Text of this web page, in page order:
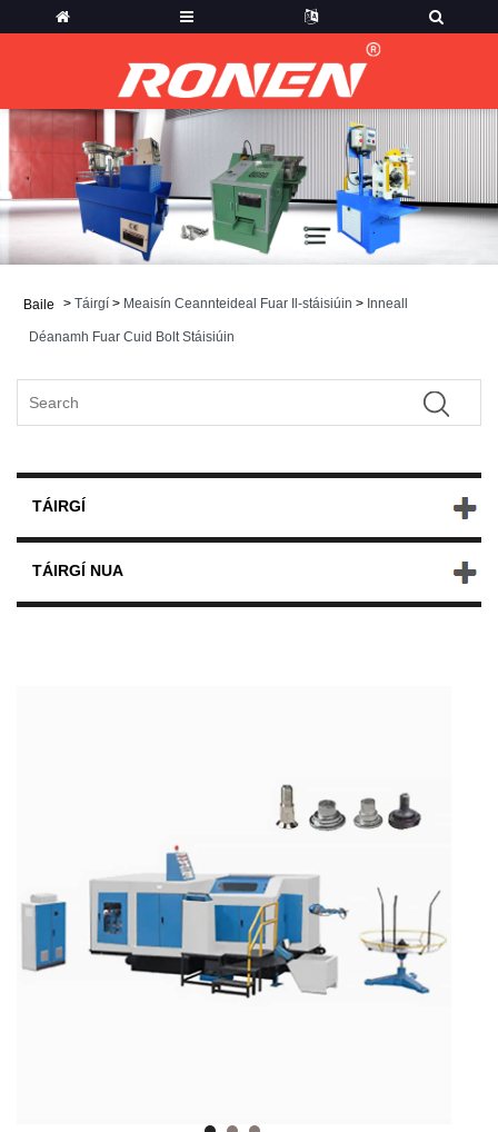
Baile > Táirgí > Meaisín Ceannteideal Fuar Il-stáisiúin > Inneall
Déanamh Fuar Cuid Bolt Stáisiúin
TÁIRGÍ
TÁIRGÍ NUA